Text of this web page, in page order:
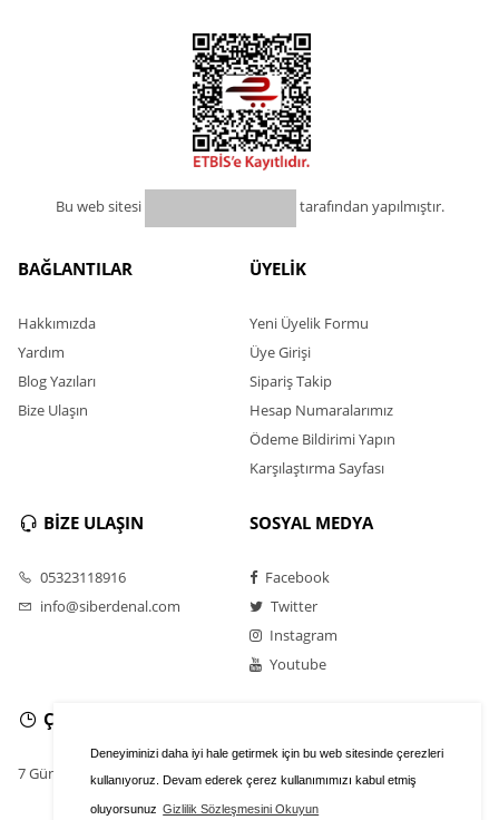
Deneyiminizi daha iyi hale getirmek için bu web sitesinde çerezleri
kullanıyoruz. Devam ederek çerez kullanımımızı kabul etmiş
oluyorsunuz Gizlilik Sözleşmesini Okuyun
Bu web sitesi tarafından yapılmıştır.
BAĞLANTILAR
Hakkımızda
Yardım
Blog Yazıları
Bize Ulaşın
ÜYELİK
Yeni Üyelik Formu
Üye Girişi
Sipariş Takip
Hesap Numaralarımız
Ödeme Bildirimi Yapın
Karşılaştırma Sayfası
BİZE ULAŞIN
05323118916
info@siberdenal.com
SOSYAL MEDYA
Facebook
Twitter
Instagram
Youtube
ÇALIŞMA SAATLERİ
7 Gün / 24 Saat